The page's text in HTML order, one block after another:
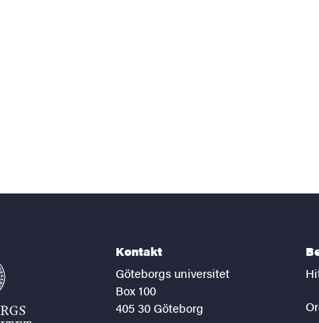
Kontakt
Göteborgs universitet
Box 100
405 30 Göteborg